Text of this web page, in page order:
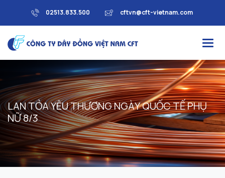
02513.833.500 cftvn@cft-vietnam.com
LANTỎAYÊUTHƯƠNGNGÀYQUỐCTẾPHỤ
NỮ8/3